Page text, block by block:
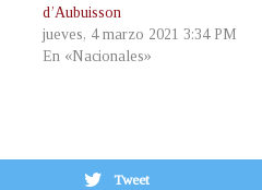
d’Aubuisson
jueves, 4 marzo 2021 3:34 PM
En «Nacionales»
Tweet